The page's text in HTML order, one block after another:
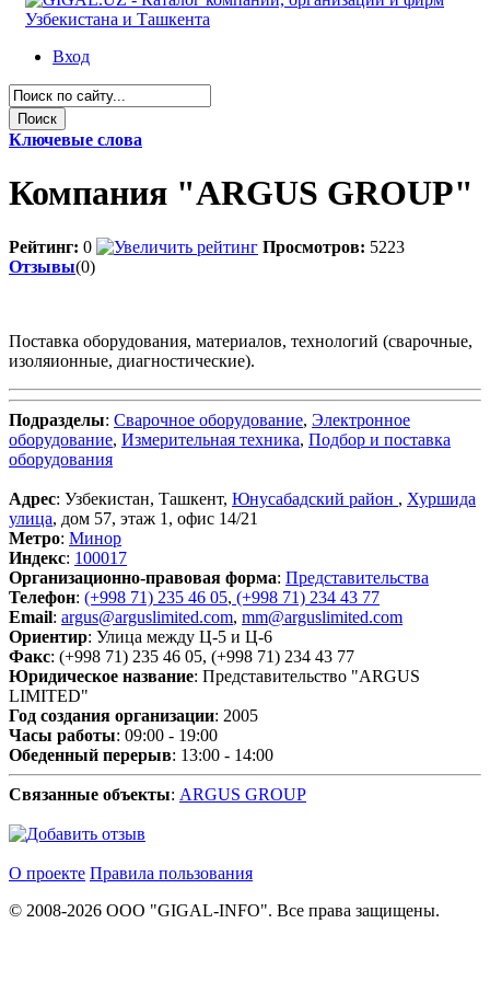
Вход
Ключевые слова
Компания "ARGUS GROUP"
Рейтинг: 0 Просмотров: 5223
Отзывы(0)
Поставка оборудования, материалов, технологий (сварочные,
изоляионные, диагностические).
Подразделы: Сварочное оборудование, Электронное
оборудование, Измерительная техника, Подбор и поставка
оборудования
Адрес: Узбекистан, Ташкент, Юнусабадский район , Хуршида
улица, дом 57, этаж 1, офис 14/21
Метро: Минор
Индекс: 100017
Организационно-правовая форма: Представительства
Телефон: (+998 71) 235 46 05, (+998 71) 234 43 77
Email: argus@arguslimited.com, mm@arguslimited.com
Ориентир: Улица между Ц-5 и Ц-6
Факс: (+998 71) 235 46 05, (+998 71) 234 43 77
Юридическое название: Представительство "ARGUS
LIMITED"
Год создания организации: 2005
Часы работы: 09:00 - 19:00
Обеденный перерыв: 13:00 - 14:00
Связанные объекты: ARGUS GROUP
О проекте Правила пользования
© 2008-2026 ООО "GIGAL-INFO". Все права защищены.